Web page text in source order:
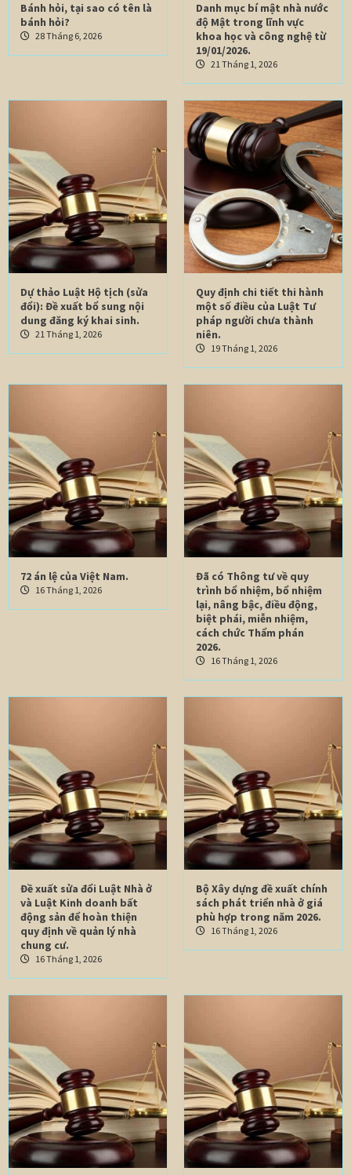
Bánh hỏi, tại sao có tên là
bánh hỏi?
28 Tháng 6, 2026
Danh mục bí mật nhà nước
độ Mật trong lĩnh vực
khoa học và công nghệ từ
19/01/2026.
21 Tháng 1, 2026
Dự thảo Luật Hộ tịch (sửa
đổi): Đề xuất bổ sung nội
dung đăng ký khai sinh.
21 Tháng 1, 2026
Quy định chi tiết thi hành
một số điều của Luật Tư
pháp người chưa thành
niên.
19 Tháng 1, 2026
72 án lệ của Việt Nam.
16 Tháng 1, 2026
Đã có Thông tư về quy
trình bổ nhiệm, bổ nhiệm
lại, nâng bậc, điều động,
biệt phái, miễn nhiệm,
cách chức Thẩm phán
2026.
16 Tháng 1, 2026
Đề xuất sửa đổi Luật Nhà ở
và Luật Kinh doanh bất
động sản để hoàn thiện
quy định về quản lý nhà
chung cư.
16 Tháng 1, 2026
Bộ Xây dựng đề xuất chính
sách phát triển nhà ở giá
phù hợp trong năm 2026.
16 Tháng 1, 2026